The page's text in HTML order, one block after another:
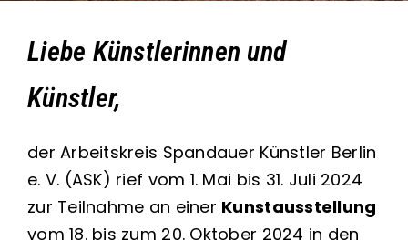
Liebe Künstlerinnen und
Künstler,
der Arbeitskreis Spandauer Künstler Berlin
e. V. (ASK) rief vom 1. Mai bis 31. Juli 2024
zur Teilnahme an einer Kunstausstellung
vom 18. bis zum 20. Oktober 2024 in den